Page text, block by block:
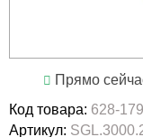
Прямо
Код товара: 628-
Артикул: